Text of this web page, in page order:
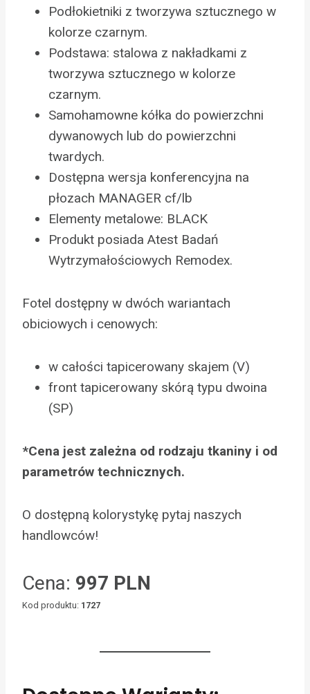
Podłokietniki z tworzywa sztucznego w
kolorze czarnym.
Podstawa: stalowa z nakładkami z
tworzywa sztucznego w kolorze
czarnym.
Samohamowne kółka do powierzchni
dywanowych lub do powierzchni
twardych.
Dostępna wersja konferencyjna na
płozach MANAGER cf/lb
Elementy metalowe: BLACK
Produkt posiada Atest Badań
Wytrzymałościowych Remodex.
Fotel dostępny w dwóch wariantach
obiciowych i cenowych:
w całości tapicerowany skajem (V)
front tapicerowany skórą typu dwoina
(SP)
*Cena jest zależna od rodzaju tkaniny i od
parametrów technicznych.
O dostępną kolorystykę pytaj naszych
handlowców!
Cena: 997 PLN
Kod produktu: 1727